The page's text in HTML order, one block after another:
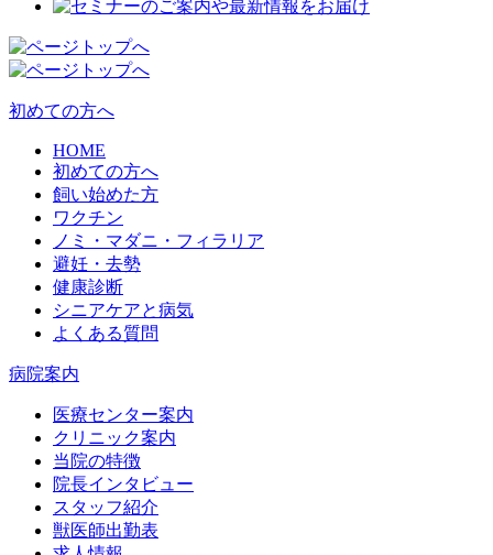
初めての方へ
HOME
初めての方へ
飼い始めた方
ワクチン
ノミ・マダニ・フィラリア
避妊・去勢
健康診断
シニアケアと病気
よくある質問
病院案内
医療センター案内
クリニック案内
当院の特徴
院長インタビュー
スタッフ紹介
獣医師出勤表